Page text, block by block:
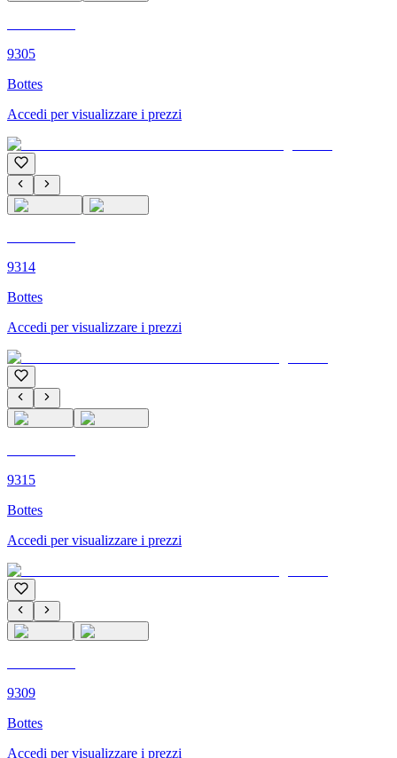
9305
Bottes
Accedi per visualizzare i prezzi
9314
Bottes
Accedi per visualizzare i prezzi
9315
Bottes
Accedi per visualizzare i prezzi
9309
Bottes
Accedi per visualizzare i prezzi